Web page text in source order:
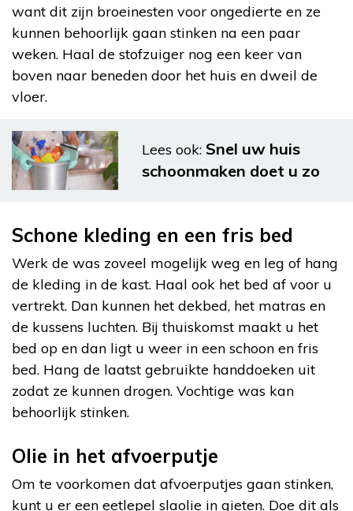
want dit zijn broeinesten voor ongedierte en ze
kunnen behoorlijk gaan stinken na een paar
weken. Haal de stofzuiger nog een keer van
boven naar beneden door het huis en dweil de
vloer.
Lees ook: Snel uw huis
schoonmaken doet u zo
Schone kleding en een fris bed
Werk de was zoveel mogelijk weg en leg of hang
de kleding in de kast. Haal ook het bed af voor u
vertrekt. Dan kunnen het dekbed, het matras en
de kussens luchten. Bij thuiskomst maakt u het
bed op en dan ligt u weer in een schoon en fris
bed. Hang de laatst gebruikte handdoeken uit
zodat ze kunnen drogen. Vochtige was kan
behoorlijk stinken.
Olie in het afvoerputje
Om te voorkomen dat afvoerputjes gaan stinken,
kunt u er een eetlepel slaolie in gieten. Doe dit als